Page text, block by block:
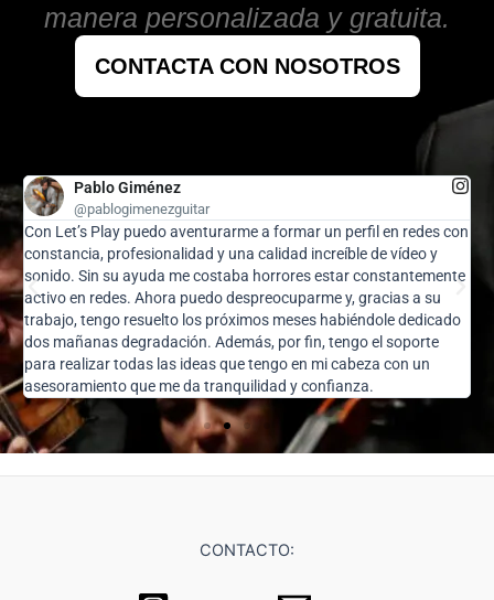
manera personalizada y gratuita.
CONTACTA CON NOSOTROS
Pablo Giménez
@pablogimenezguitar
Con Let’s Play puedo aventurarme a formar un perfil en redes con
constancia, profesionalidad y una calidad increíble de vídeo y
sonido. Sin su ayuda me costaba horrores estar constantemente
activo en redes. Ahora puedo despreocuparme y, gracias a su
trabajo, tengo resuelto los próximos meses habiéndole dedicado
dos mañanas degradación. Además, por fin, tengo el soporte
para realizar todas las ideas que tengo en mi cabeza con un
asesoramiento que me da tranquilidad y confianza.
CONTACTO: